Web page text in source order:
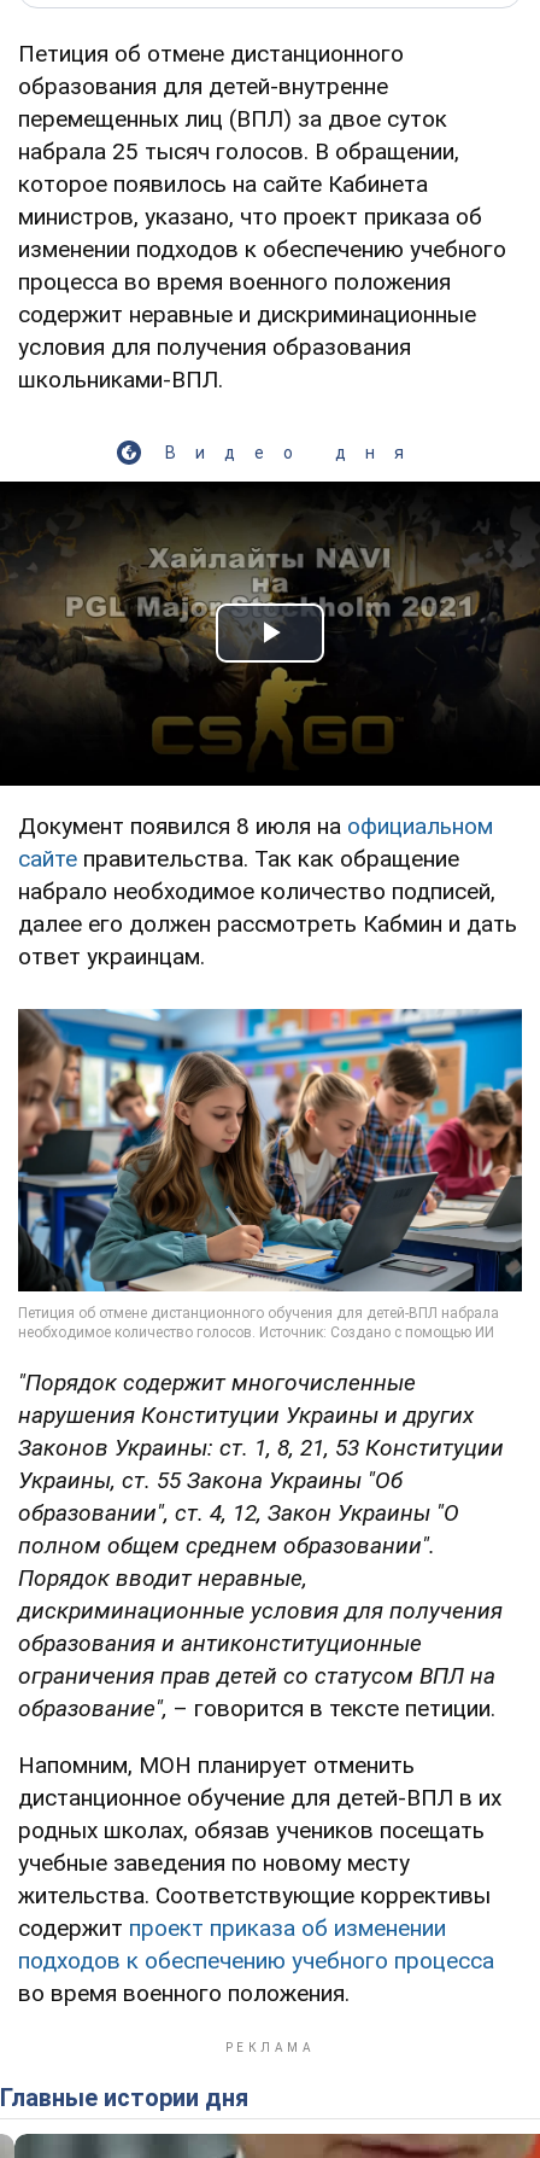
Петиция об отмене дистанционного
образования для детей-внутренне
перемещенных лиц (ВПЛ) за двое суток
набрала 25 тысяч голосов. В обращении,
которое появилось на сайте Кабинета
министров, указано, что проект приказа об
изменении подходов к обеспечению учебного
процесса во время военного положения
содержит неравные и дискриминационные
условия для получения образования
школьниками-ВПЛ.
Видео дня
Play Video
Документ появился 8 июля на официальном
сайте правительства. Так как обращение
набрало необходимое количество подписей,
далее его должен рассмотреть Кабмин и дать
ответ украинцам.
"Порядок содержит многочисленные
нарушения Конституции Украины и других
Законов Украины: ст. 1, 8, 21, 53 Конституции
Украины, ст. 55 Закона Украины "Об
образовании", ст. 4, 12, Закон Украины "О
полном общем среднем образовании".
Порядок вводит неравные,
дискриминационные условия для получения
образования и антиконституционные
ограничения прав детей со статусом ВПЛ на
образование", – говорится в тексте петиции.
Напомним, МОН планирует отменить
дистанционное обучение для детей-ВПЛ в их
родных школах, обязав учеников посещать
учебные заведения по новому месту
жительства. Соответствующие коррективы
содержит проект приказа об изменении
подходов к обеспечению учебного процесса
во время военного положения.
Главные истории дня